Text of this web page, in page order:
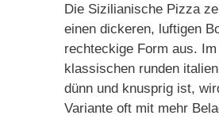
Die Sizilianische Pizza
einen dickeren, luftigen
rechteckige Form aus.
klassischen runden
dünn und knusprig ist,
Variante oft mit mehr